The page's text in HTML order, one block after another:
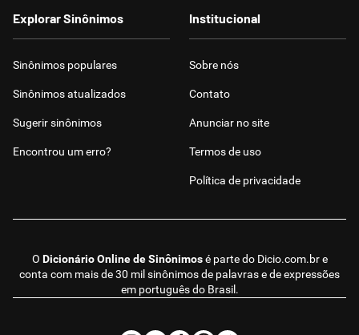
O Dicionário Online de Sinônimosé parte do Dicio.com.bre
conta com mais de 30 mil sinônimos de palavras e de expressões
em português do Brasil.
Explorar Sinônimos
Sinônimos populares
Sinônimos atualizados
Sugerir sinônimos
Encontrou um erro?
Institucional
Sobre nós
Contato
Anunciar no site
Termos de uso
Política de privacidade